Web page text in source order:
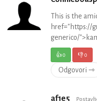
This is the
href="https://
generico/
👍0 👎0
Odgovori ⇾
af1e5